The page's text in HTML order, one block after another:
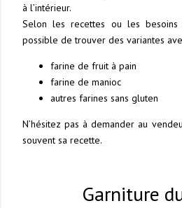
à l’intérieur.
Selon les recettes ou les besoins
possible de trouver des variantes
farine de fruit à pain
farine de manioc
autres farines sans gluten
N’hésitez pas à demander au
souvent sa recette.
Garniture